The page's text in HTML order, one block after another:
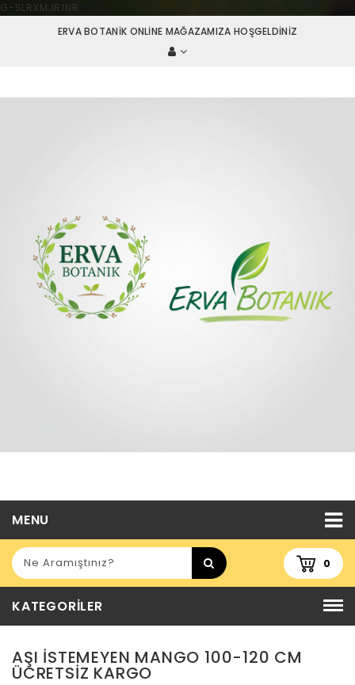
G-SLRXMJR1NR
ERVA BOTANIK ONLINE MAĞAZAMIZA HOŞGELDINIZ
MENU
0
KATEGORILER
AŞI ISTEMEYEN MANGO 100-120 CM
ÜCRETSİZ KARGO